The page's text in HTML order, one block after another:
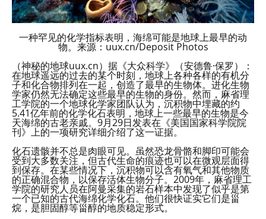
一种罕见的化学指标表明，海绵可能是地球上最早的动
物。来源：uux.cn/Deposit Photos
（神秘的地球uux.cn）据《大众科学》（安德鲁·保罗）：
在地球遥远的过去的某个时刻，地球上各种各样的有机分
子和化合物排列在一起，创造了最早的生物体。进化生物
学家仍然无法确定这些最早的生物的身份。然而，麻省理
工学院的一个地球化学家团队认为，沉积物中埋藏的约
5.41亿年前的化学化石表明，地球上一些最早的生物是今
天海绵的古老亲戚。9月29日发表在《美国国家科学院院
刊》上的一项研究详细介绍了这一证据。
化石遗骸并不总是肉眼可见。虽然恐龙骨骼和脚印可能会
受到大多数关注，但古代生命的痕迹也可以在微观层面得
到保存。在某些情况下，沉积物可以含有氧气和其他物质
的正确混合物，以保存活体生物分子。2009年，麻省理工
学院的研究人员在阿曼采集的岩石样本中发现了似乎是第
一个已知的古代海绵化学化石。他们很快证实它们是甾
烷，是胆固醇等甾醇的地质稳定形式。